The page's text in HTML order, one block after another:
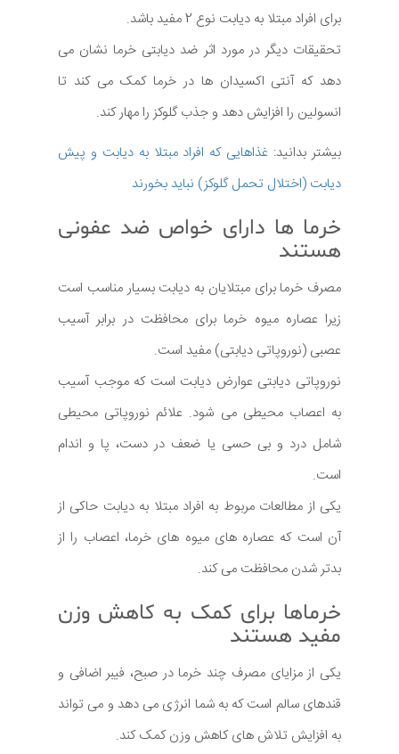
برای افراد مبتلا به دیابت نوع 2 مفید باشد.
تحقیقات دیگر در مورد اثر ضد دیابتی خرما نشان می
دهد که آنتی اکسیدان ها در خرما کمک می کند تا
انسولین را افزایش دهد و جذب گلوکز را مهار کند.
بیشتر بدانید: غذاهایی که افراد مبتلا به دیابت و پیش
دیابت (اختلال تحمل گلوکز) نباید بخورند
خرما ها دارای خواص ضد عفونی
هستند
مصرف خرما برای مبتلایان به دیابت بسیار مناسب است
زیرا عصاره میوه خرما برای محافظت در برابر آسیب
عصبی (نوروپاتی دیابتی) مفید است.
نوروپاتی دیابتی عوارض دیابت است که موجب آسیب
به اعصاب محیطی می شود. علائم نوروپاتی محیطی
شامل درد و بی حسی یا ضعف در دست، پا و اندام
است.
یکی از مطالعات مربوط به افراد مبتلا به دیابت حاکی از
آن است که عصاره های میوه های خرما، اعصاب را از
بدتر شدن محافظت می کند.
خرماها برای کمک به کاهش وزن
مفید هستند
یکی از مزایای مصرف چند خرما در صبح، فیبر اضافی و
قندهای سالم است که به شما انرژی می دهد و می تواند
به افزایش تلاش های کاهش وزن کمک کند.